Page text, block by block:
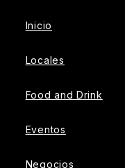
Inicio
Locales
Food and Drink
Eventos
Negocios